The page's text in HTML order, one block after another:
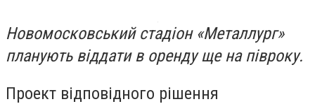
Новомосковський стадіон «Металлург»
планують віддати в оренду ще на півроку.
Проект відповідного рішення